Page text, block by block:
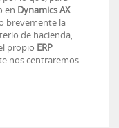
en Dynamics AX
brevemente la
de hacienda,
propio ERP
nos centraremos